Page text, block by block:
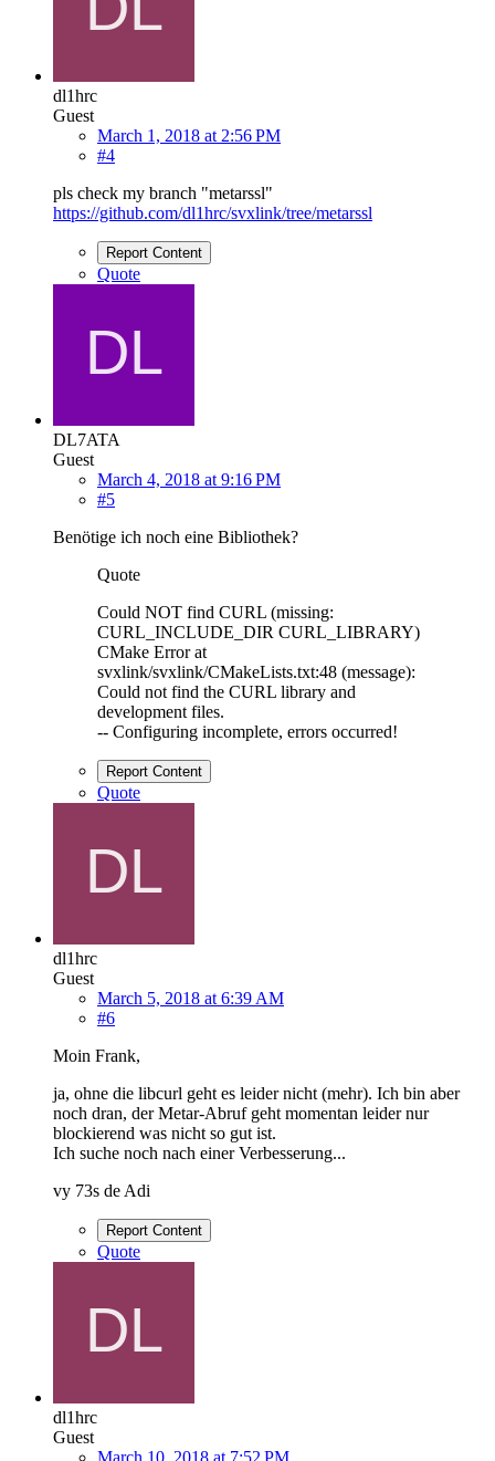
dl1hrc
Guest
March 1, 2018 at 2:56 PM
#4
pls check my branch "metarssl"
https://github.com/dl1hrc/svxlink/tree/metarssl
Report Content
Quote
DL7ATA
Guest
March 4, 2018 at 9:16 PM
#5
Benötige ich noch eine Bibliothek?
Quote
Could NOT find CURL (missing:
CURL_INCLUDE_DIR CURL_LIBRARY)
CMake Error at
svxlink/svxlink/CMakeLists.txt:48 (message):
Could not find the CURL library and
development files.
-- Configuring incomplete, errors occurred!
Report Content
Quote
dl1hrc
Guest
March 5, 2018 at 6:39 AM
#6
Moin Frank,
ja, ohne die libcurl geht es leider nicht (mehr). Ich bin aber
noch dran, der Metar-Abruf geht momentan leider nur
blockierend was nicht so gut ist.
Ich suche noch nach einer Verbesserung...
vy 73s de Adi
Report Content
Quote
dl1hrc
Guest
March 10, 2018 at 7:52 PM